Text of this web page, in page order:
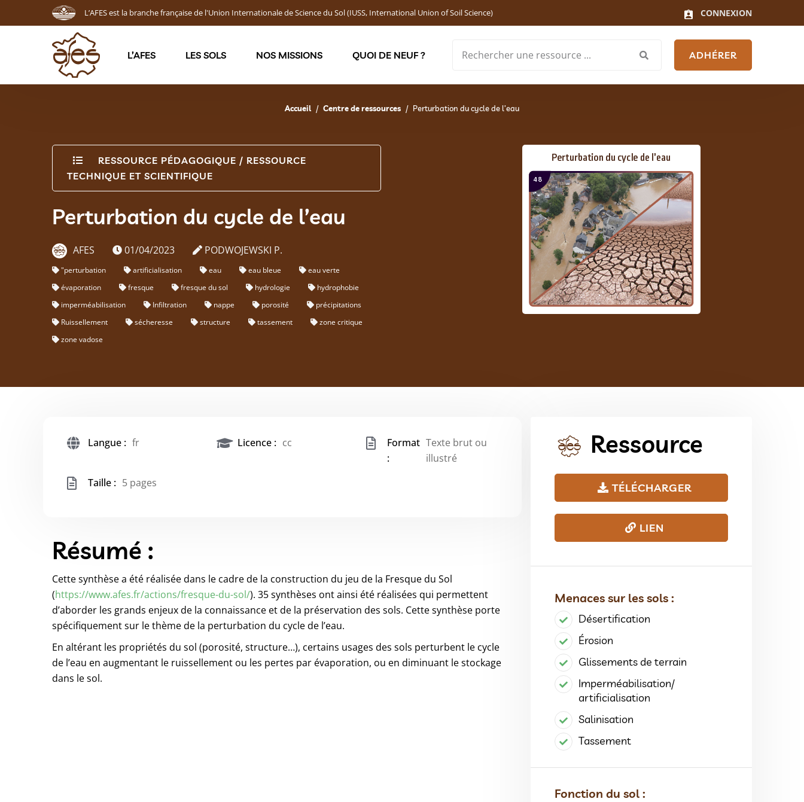
L’AFES est la branche française de l'Union Internationale de Science du Sol (IUSS, International Union of Soil Science) CONNEXION
L’AFES LES SOLS NOS MISSIONS QUOI DE NEUF ? ADHÉRER
Accueil Centre de ressources Perturbation du cycle de l’eau
RESSOURCE PÉDAGOGIQUE / RESSOURCE
TECHNIQUE ET SCIENTIFIQUE
Perturbation du cycle de l’eau
AFES 01/04/2023 PODWOJEWSKI P.
"perturbation artificialisation eau eau bleue
eau verte
évaporation
fresque fresque du sol hydrologie
hydrophobie
imperméabilisation
Infiltration nappe porosité
précipitations
Ruissellement
sécheresse structure tassement
zone critique
zone vadose
Langue : fr Licence : cc
Format
:
Texte brut ou
illustré
Taille : 5 pages
Résumé :
Cette synthèse a été réalisée dans le cadre de la construction du jeu de la Fresque du Sol
(https://www.afes.fr/actions/fresque-du-sol/). 35 synthèses ont ainsi été réalisées qui permettent
d’aborder les grands enjeux de la connaissance et de la préservation des sols. Cette synthèse porte
spécifiquement sur le thème de la perturbation du cycle de l’eau.
En altérant les propriétés du sol (porosité, structure…), certains usages des sols perturbent le cycle
de l’eau en augmentant le ruissellement ou les pertes par évaporation, ou en diminuant le stockage
dans le sol.
Ressource
TÉLÉCHARGER
LIEN
Menaces sur les sols :
Désertification
Érosion
Glissements de terrain
Imperméabilisation/
artificialisation
Salinisation
Tassement
Fonction du sol :